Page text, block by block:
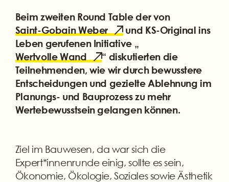
Beim zweiten Round Table der von
Saint-Gobain Weber
und KS-Original ins
Leben gerufenen Initiative „
Wertvolle Wand
“ diskutierten die
Teilnehmenden, wie wir durch bewusstere
Entscheidungen und gezielte Ablehnung im
Planungs- und Bauprozess zu mehr
Wertebewusstsein gelangen können.
Ziel im Bauwesen, da war sich die
Expert*innenrunde einig, sollte es sein,
Ökonomie, Ökologie, Soziales sowie Ästhetik